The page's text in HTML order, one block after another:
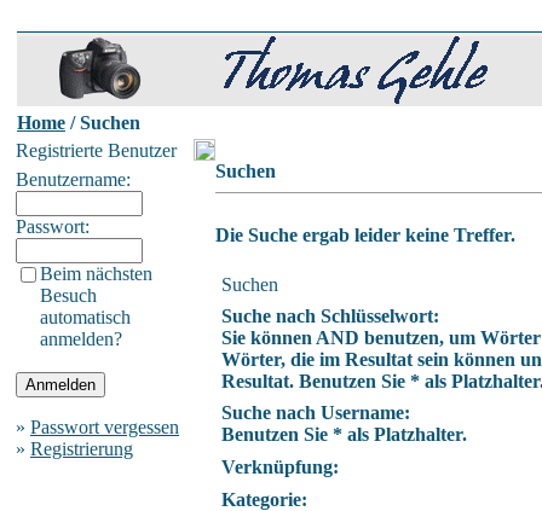
Home / Suchen
Registrierte Benutzer
Benutzername:
Passwort:
Beim nächsten
Besuch
automatisch
anmelden?
» Passwort vergessen
» Registrierung
Suchen
Die Suche ergab leider keine Treffer.
Suchen
Suche nach Schlüsselwort:
Sie können AND benutzen, um
Wörter, die im Resultat sein können
Resultat. Benutzen Sie * als
Suche nach Username:
Benutzen Sie * als Platzhalter.
Verknüpfung:
Kategorie: